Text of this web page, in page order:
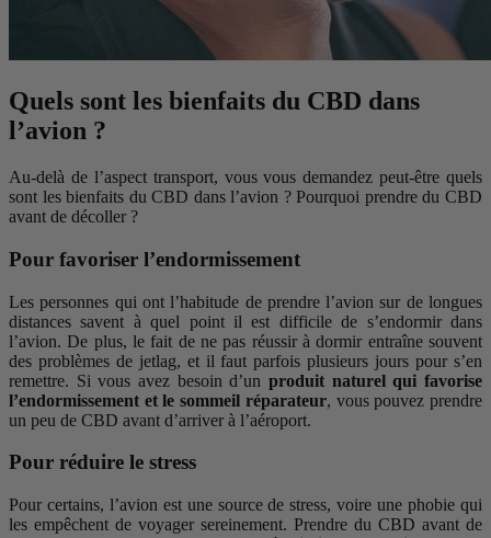
Quels sont les bienfaits du CBD dans
l’avion ?
Au-delà de l’aspect transport, vous vous demandez peut-être quels
sont les bienfaits du CBD dans l’avion ? Pourquoi prendre du CBD
avant de décoller ?
Pour favoriser l’endormissement
Les personnes qui ont l’habitude de prendre l’avion sur de longues
distances savent à quel point il est difficile de s’endormir dans
l’avion. De plus, le fait de ne pas réussir à dormir entraîne souvent
des problèmes de jetlag, et il faut parfois plusieurs jours pour s’en
remettre. Si vous avez besoin d’un produit naturel qui favorise
l’endormissement et le sommeil réparateur, vous pouvez prendre
un peu de CBD avant d’arriver à l’aéroport.
Pour réduire le stress
Pour certains, l’avion est une source de stress, voire une phobie qui
les empêchent de voyager sereinement. Prendre du CBD avant de